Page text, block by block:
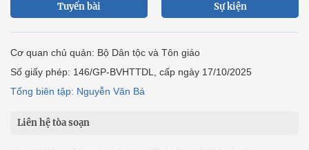
Tuyến bài Sự kiện
Cơ quan chủ quản: Bộ Dân tộc và Tôn giáo
Số giấy phép: 146/GP-BVHTTDL, cấp ngày 17/10/2025
Tổng biên tập: Nguyễn Văn Bá
Liên hệ tòa soạn